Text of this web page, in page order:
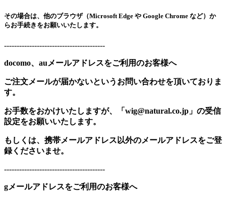
その場合は、他のブラウザ（Microsoft Edge や Google Chrome など）か
らお手続きをお願いいたします。
----------------------------------------
docomo、auメールアドレスをご利用のお客様へ
ご注文メールが届かないというお問い合わせを頂いておりま
す。
お手数をおかけいたしますが、「wig@natural.co.jp」の受信
設定をお願いいたします。
もしくは、携帯メールアドレス以外のメールアドレスをご登
録くださいませ。
----------------------------------------
gメールアドレスをご利用のお客様へ